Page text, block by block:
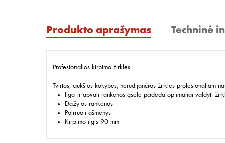
Produkto aprašymas Techninė
Profesionalios kirpimo žirklės
Tvirtos, aukštos kokybės, nerūdijančios žirklės profesionaliam
Ilga ir apvali rankenos ąselė padeda optimaliai valdyti
Dažytos rankenos
Poliruoti ašmenys
Kirpimo ilgis 90 mm